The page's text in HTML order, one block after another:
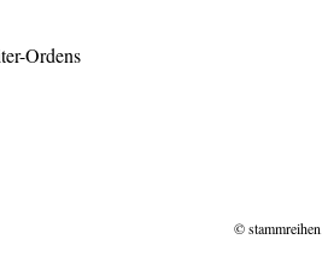
Ordens
©